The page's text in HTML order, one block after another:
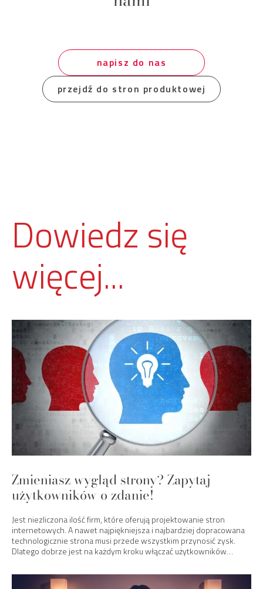
napisz do nas
przejdź do stron produktowej
Dowiedz się
więcej...
Zmieniasz wygląd strony? Zapytaj
użytkowników o zdanie!
Jest niezliczona ilość firm, które oferują projektowanie stron
internetowych. A nawet najpiękniejsza i najbardziej dopracowana
technologicznie strona musi przede wszystkim przynosić zysk.
Dlatego dobrze jest na każdym kroku włączać użytkowników…